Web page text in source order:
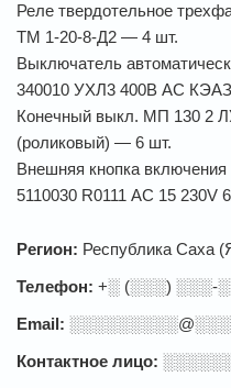
Реле твердотельное
ТМ 1-20-8-Д2 — 4 шт.
Выключатель
340010 УХЛ3 400В AC
Конечный выкл. МП 130 2
(роликовый) — 6 шт.
Внешняя кнопка
5110030 R0111 АС 15 230V
Регион: Республика Саха
Телефон: +░ (░░░) ░░░-
Email:
Контактное лицо: